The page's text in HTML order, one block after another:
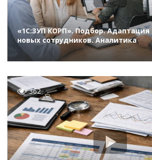
«1С:ЗУП КОРП». Подбор. Адаптация
новых сотрудников. Аналитика
362